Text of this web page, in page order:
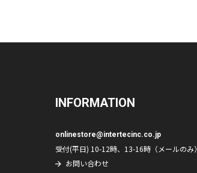
INFORMATION
onlinestore@intertecinc.co.jp
受付(平日) 10-12時、13-16時（メールのみ）
お問い合わせ